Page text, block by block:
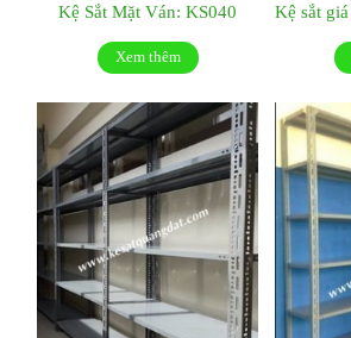
Kệ Sắt Mặt Ván: KS040
Xem thêm